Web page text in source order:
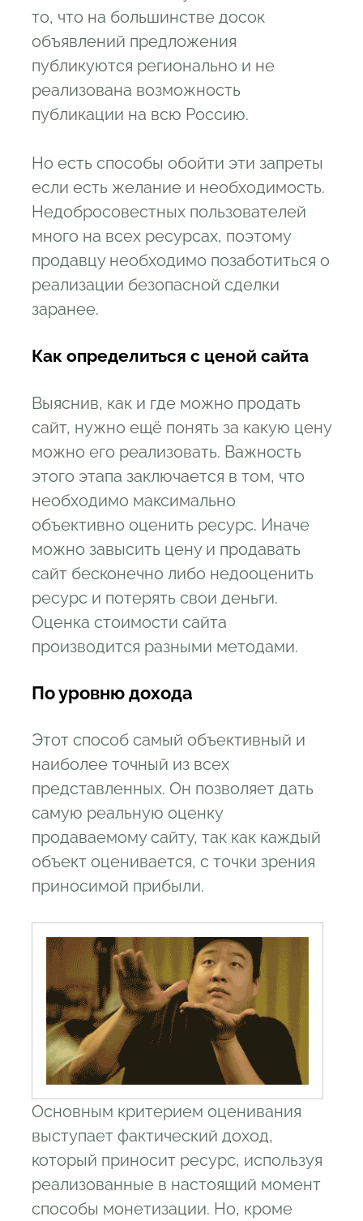
то, что на большинстве досок
объявлений предложения
публикуются регионально и не
реализована возможность
публикации на всю Россию.
Но есть способы обойти эти запреты
если есть желание и необходимость.
Недобросовестных пользователей
много на всех ресурсах, поэтому
продавцу необходимо позаботиться о
реализации безопасной сделки
заранее.
Как определиться с ценой сайта
Выяснив, как и где можно продать
сайт, нужно ещё понять за какую цену
можно его реализовать. Важность
этого этапа заключается в том, что
необходимо максимально
объективно оценить ресурс. Иначе
можно завысить цену и продавать
сайт бесконечно либо недооценить
ресурс и потерять свои деньги.
Оценка стоимости сайта
производится разными методами.
По уровню дохода
Этот способ самый объективный и
наиболее точный из всех
представленных. Он позволяет дать
самую реальную оценку
продаваемому сайту, так как каждый
объект оценивается, с точки зрения
приносимой прибыли.
Основным критерием оценивания
выступает фактический доход,
который приносит ресурс, используя
реализованные в настоящий момент
способы монетизации. Но, кроме